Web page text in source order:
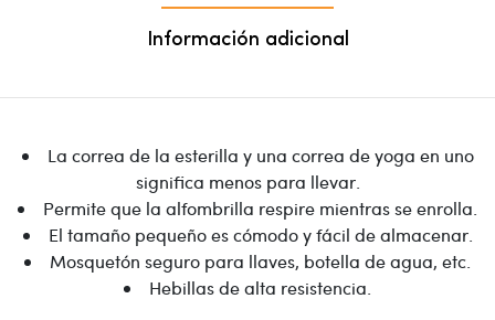
Información adicional
La correa de la esterilla y una correa de yoga en uno
significa menos para llevar.
Permite que la alfombrilla respire mientras se enrolla.
El tamaño pequeño es cómodo y fácil de almacenar.
Mosquetón seguro para llaves, botella de agua, etc.
Hebillas de alta resistencia.